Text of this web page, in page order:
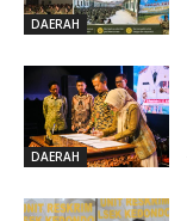
DAERAH
DAERAH